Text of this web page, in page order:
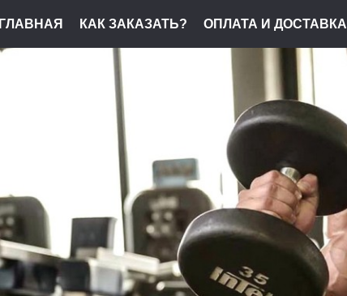
ГЛАВНАЯ КАК ЗАКАЗАТЬ? ОПЛАТА И ДОСТАВКА